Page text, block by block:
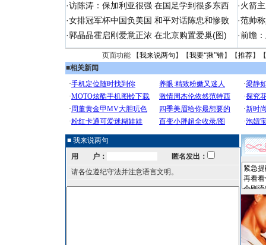
·访陈涛：保加利亚很强 在国足学到很多东西
·女排冠军杯中国负美国 和平对话陈忠和惨败
·郭晶晶霍启刚爱意正浓 在北京购置爱巢(图)
·火箭
·范帅
·前瞻
页面功能 【我来说两句 】【我要“揪”错】【推荐】
■相关新闻
■ 我来说两句
用 户：
匿名发出：
请各位遵纪守法并注意语言文明。